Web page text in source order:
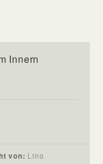
Innern
von: Lino